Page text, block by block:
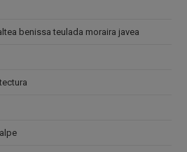
benissa teulada moraira javea